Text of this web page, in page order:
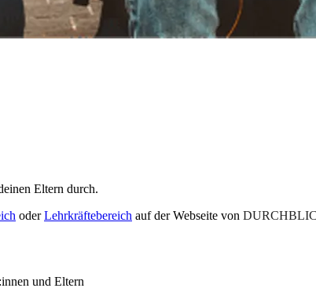
Eltern durch.
oderLehrkräftebereich auf der Webseite von
und Eltern